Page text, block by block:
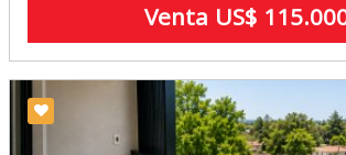
Venta US$